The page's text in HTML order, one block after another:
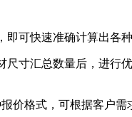
可快速准确计算出各
寸汇总数量后，进行
价格式，可根据客户需